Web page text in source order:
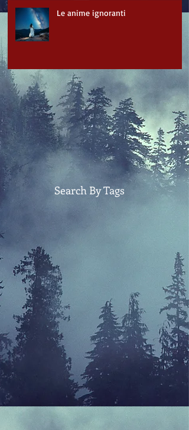
Le anime ignoranti
Search By Tags